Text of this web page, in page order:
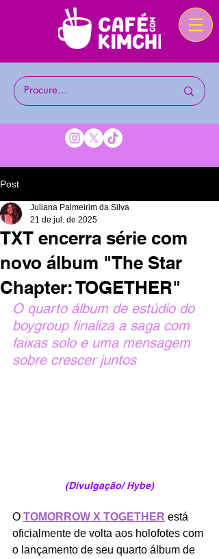
Post
TXT encerra série com
novo álbum "The Star
Chapter: TOGETHER"
Juliana Palmeirim da Silva
21 de jul. de 2025
O quarto álbum de estúdio do
boygroup finaliza a saga com
faixas solo e uma mensagem
sobre crescer juntos
(Divulgação/ Hybe)
O TOMORROW X TOGETHER está
oficialmente de volta aos holofotes com
o lançamento de seu quarto álbum de